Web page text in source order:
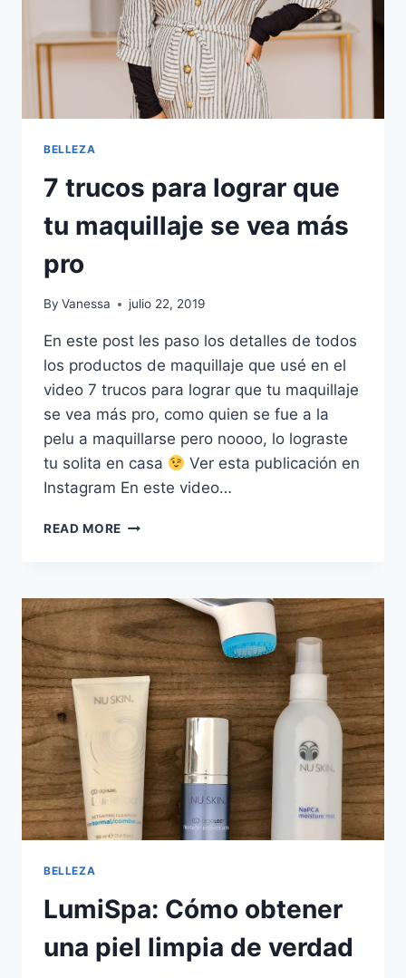
BELLEZA
7 trucos para lograr que
tu maquillaje se vea más
pro
By Vanessa julio 22, 2019
En este post les paso los detalles de todos
los productos de maquillaje que usé en el
video 7 trucos para lograr que tu maquillaje
se vea más pro, como quien se fue a la
pelu a maquillarse pero noooo, lo lograste
tu solita en casa
Ver esta publicación en
Instagram En este video…
READ MORE
QUE
TU
MAQUILLAJE
SE
VEA
MÁS
PRO
BELLEZA
LumiSpa: Cómo obtener
una piel limpia de verdad